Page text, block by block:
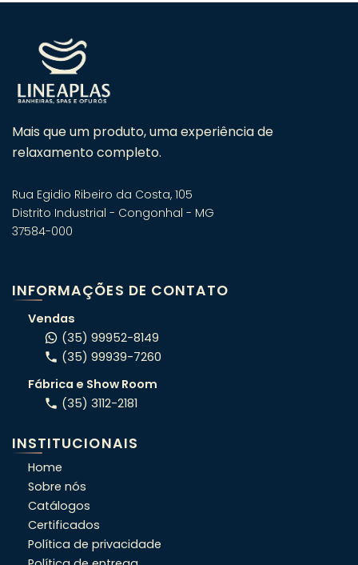
Mais que um produto, uma experiência de
relaxamento completo.
Rua Egidio Ribeiro da Costa, 105
Distrito Industrial - Congonhal - MG
37584-000
INFORMAÇÕES DE CONTATO
Vendas
(35) 99952-8149
(35) 99939-7260
Fábrica e Show Room
(35) 3112-2181
INSTITUCIONAIS
Home
Sobre nós
Catálogos
Certificados
Política de privacidade
banheiras! 🛁
ORÇAMENTO RÁPIDO
Conte o seu projeto e indicamos o
PRECISA DE AJUDA?